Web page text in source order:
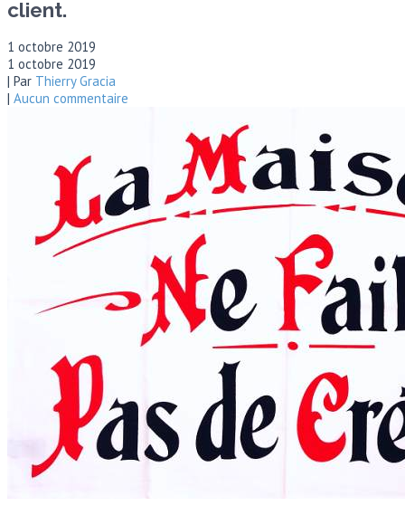
client.
1 octobre 2019
1 octobre 2019
| Par Thierry Gracia
| Aucun commentaire